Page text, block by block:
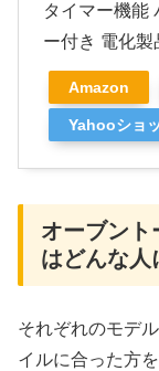
タイマー機能
ー付き 電化製
Amazon
Yahooショ
オーブント
はどんな人
それぞれのモデ
イルに合った方